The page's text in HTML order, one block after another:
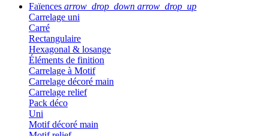
Faïences arrow_drop_down arrow_drop_up
Carrelage uni
Carré
Rectangulaire
Hexagonal & losange
Éléments de finition
Carrelage à Motif
Carrelage décoré main
Carrelage relief
Pack déco
Uni
Motif décoré main